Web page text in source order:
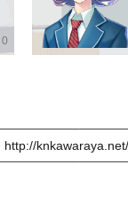
0
http://knkawaraya.net/